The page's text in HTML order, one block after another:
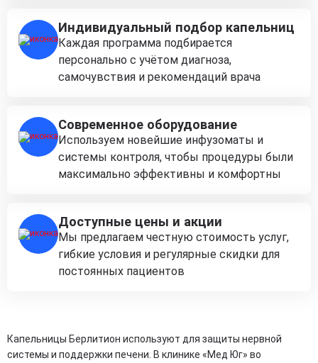
Индивидуальный подбор капельниц
Каждая программа подбирается
персонально с учётом диагноза,
самочувствия и рекомендаций врача
Современное оборудование
Используем новейшие инфузоматы и
системы контроля, чтобы процедуры были
максимально эффективны и комфортны
Доступные цены и акции
Мы предлагаем честную стоимость услуг,
гибкие условия и регулярные скидки для
постоянных пациентов
Капельницы Берлитион используют для защиты нервной
системы и поддержки печени. В клинике «Мед Юг» во